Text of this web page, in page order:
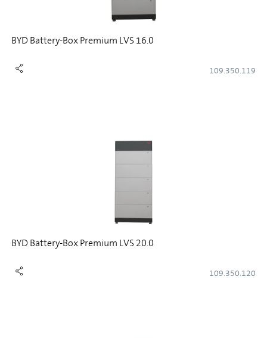
BYD Battery-Box Premium LVS 16.0
109.350.119
BYD Battery-Box Premium LVS 20.0
109.350.120